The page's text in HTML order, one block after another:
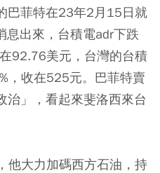
巴菲特在23年2月15日就
息出來，台積電adr下跌
92.76美元，台灣的台積
，收在525元。巴菲特賣
治」，看起來斐洛西來台
他大力加碼西方石油，持